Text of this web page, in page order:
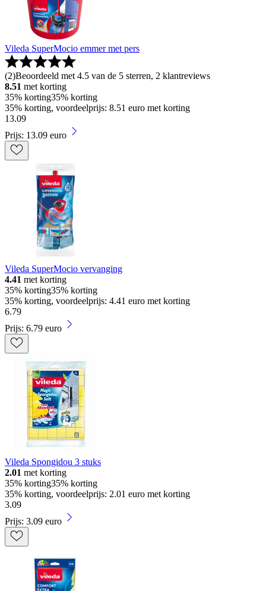
Vileda SuperMocio emmer met pers
(2)Beoordeeld met 4.5 van de 5 sterren, 2 klantreviews
8.51 met korting
35% korting35% korting
35% korting, voordeelprijs: 8.51 euro met korting
13.09
Prijs: 13.09 euro
Vileda SuperMocio vervanging
4.41 met korting
35% korting35% korting
35% korting, voordeelprijs: 4.41 euro met korting
6.79
Prijs: 6.79 euro
Vileda Spongidou 3 stuks
2.01 met korting
35% korting35% korting
35% korting, voordeelprijs: 2.01 euro met korting
3.09
Prijs: 3.09 euro